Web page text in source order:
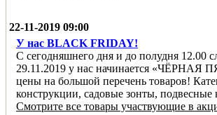
22-11-2019 09:00
У нас BLACK FRIDAY!
С сегодняшнего дня и до полудня 12.00
29.11.2019 у нас начинается
цены на большой перечень товаров!
конструкции, садовые зонты, подвесные
Смотрите все товары участвующие в